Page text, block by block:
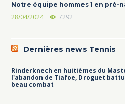
Notre équipe hommes 1 en pré-
28/04/2024 7292
Dernières news Tennis
Rinderknech en huitièmes du
l'abandon de Tiafoe, Droguet
beau combat